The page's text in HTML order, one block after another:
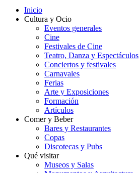
Inicio
Cultura y Ocio
Eventos generales
Cine
Festivales de Cine
Teatro, Danza y Espectáculos
Conciertos y festivales
Carnavales
Ferias
Arte y Exposiciones
Formación
Artículos
Comer y Beber
Bares y Restaurantes
Copas
Discotecas y Pubs
Qué visitar
Museos y Salas